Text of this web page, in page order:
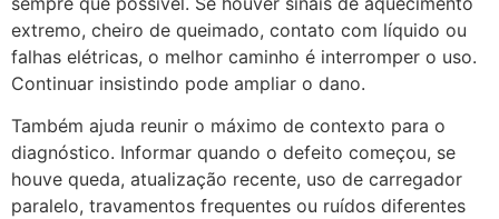
extremo, cheiro de queimado, contato com líquido ou
falhas elétricas, o melhor caminho é interromper o uso.
Continuar insistindo pode ampliar o dano.
Também ajuda reunir o máximo de contexto para o
diagnóstico. Informar quando o defeito começou, se
houve queda, atualização recente, uso de carregador
paralelo, travamentos frequentes ou ruídos diferentes